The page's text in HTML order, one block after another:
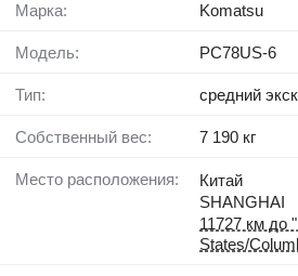
Марка: Komatsu
Модель: PC78US-6
Тип: средний
Собственный вес: 7 190 кг
Место расположения:
Китай
SHANGHAI
11727 км до
States/